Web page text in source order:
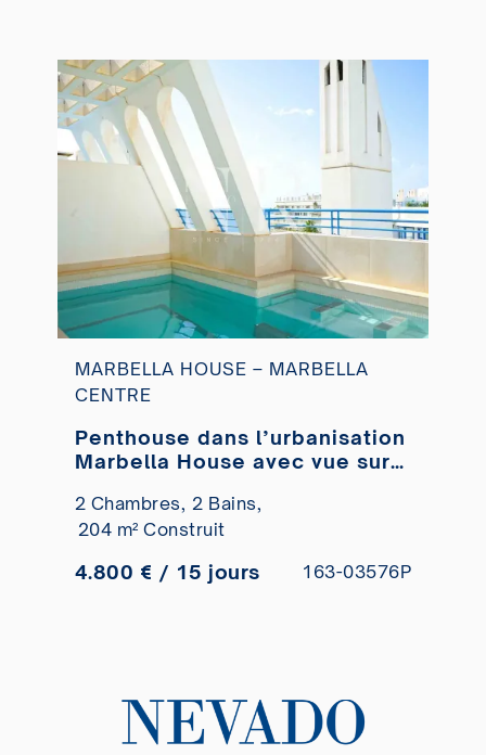
MARBELLA HOUSE – MARBELLA
CENTRE
Penthouse dans l’urbanisation
Marbella House avec vue sur
durée
2 Chambres, 2 Bains,
204 m² Construit
4.800 € / 15 jours 163-03576P